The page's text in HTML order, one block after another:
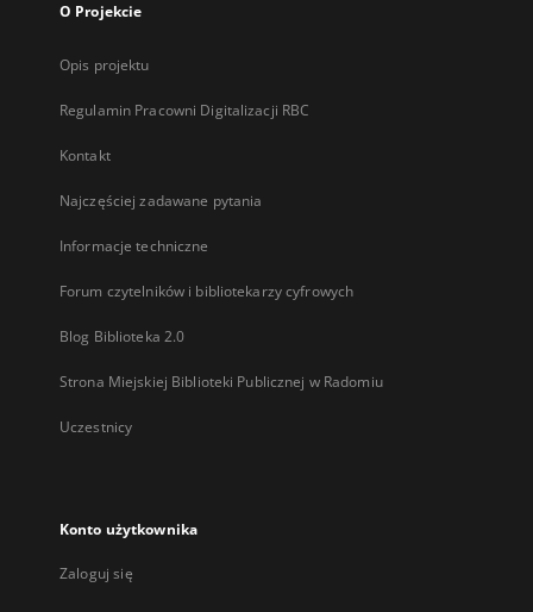
O Projekcie
Opis projektu
Regulamin Pracowni Digitalizacji RBC
Kontakt
Najczęściej zadawane pytania
Informacje techniczne
Forum czytelników i bibliotekarzy cyfrowych
Blog Biblioteka 2.0
Strona Miejskiej Biblioteki Publicznej w Radomiu
Uczestnicy
Konto użytkownika
Zaloguj się